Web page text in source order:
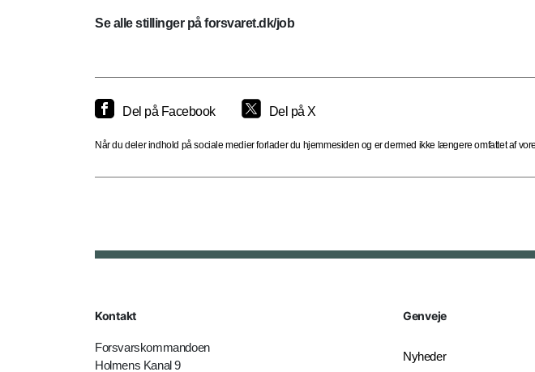
Se alle stillinger på forsvaret.dk/job
Del på Facebook Del på X
Når du deler indhold på sociale medier forlader du hjemmesiden og er dermed ikke længere omfattet af
Kontakt
Forsvarskommandoen
Holmens Kanal 9
Genveje
Nyheder